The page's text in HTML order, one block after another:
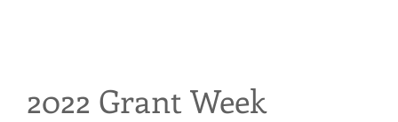
2022 Grant Week